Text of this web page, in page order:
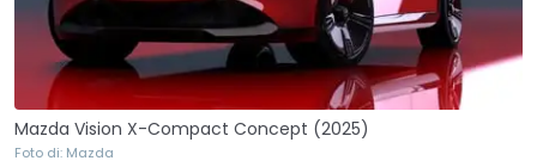
Mazda Vision X-Compact Concept (2025)
Foto di: Mazda